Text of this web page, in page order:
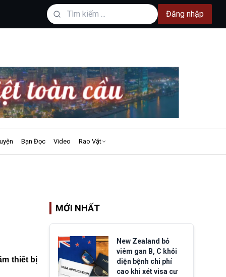
Đăng nhập
Bạn Đọc Video Rao Vặt
thiết bị
MỚI NHẤT
New Zealand bỏ
viêm gan B, C khỏi
diện bệnh chi phí
cao khi xét visa cư